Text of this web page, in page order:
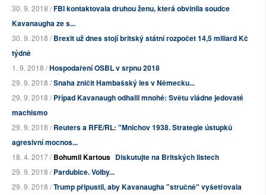
30. 9. 2018 /FBI kontaktovala druhou ženu, která obvinila soudce
Kavanaugha ze s...
30. 9. 2018 /Brexit už dnes stojí britský státní rozpočet 14,5 miliard Kč
týdně
1. 9. 2018 /Hospodaření OSBL v srpnu 2018
29. 9. 2018 /Snaha zničit Hambašský les v Německu...
29. 9. 2018 /Případ Kavanaugh odhalil mnohé: Světu vládne jedovaté
machismo
29. 9. 2018 /Reuters a RFE/RL: "Mnichov 1938. Strategie ústupků
agresivní mocnos...
18. 4. 2017 /Bohumil Kartous Diskutujte na Britských listech
29. 9. 2018 /Pardubice. Volby...
29. 9. 2018 /Trump připustil, aby Kavanaugha "stručně" vyšetřovala